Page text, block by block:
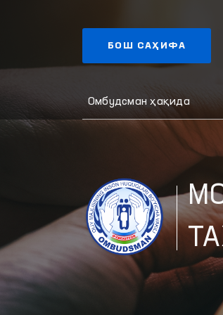
БОШ САҲИФА
Омбудсман ҳақида